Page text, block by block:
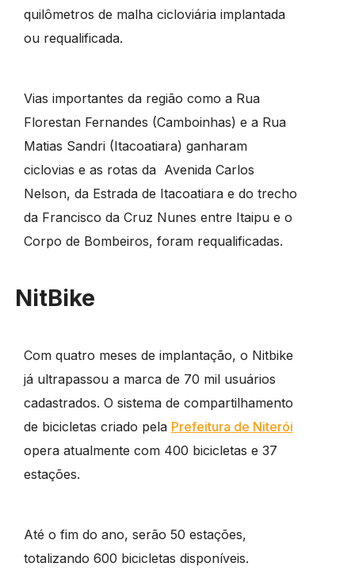
quilômetros de malha cicloviária implantada
ou requalificada.
Vias importantes da região como a Rua
Florestan Fernandes (Camboinhas) e a Rua
Matias Sandri (Itacoatiara) ganharam
ciclovias e as rotas da Avenida Carlos
Nelson, da Estrada de Itacoatiara e do trecho
da Francisco da Cruz Nunes entre Itaipu e o
Corpo de Bombeiros, foram requalificadas.
NitBike
Com quatro meses de implantação, o Nitbike
já ultrapassou a marca de 70 mil usuários
cadastrados. O sistema de compartilhamento
de bicicletas criado pela Prefeitura de Niterói
opera atualmente com 400 bicicletas e 37
estações.
Até o fim do ano, serão 50 estações,
totalizando 600 bicicletas disponíveis.